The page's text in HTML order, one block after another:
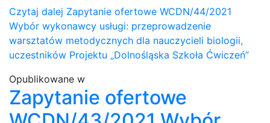
Czytaj dalej Zapytanie ofertowe WCDN/44/2021
Wybór wykonawcy usługi: przeprowadzenie
warsztatów metodycznych dla nauczycieli biologii,
uczestników Projektu „Dolnośląska Szkoła Ćwiczeń”
Opublikowane w
Zapytanie ofertowe